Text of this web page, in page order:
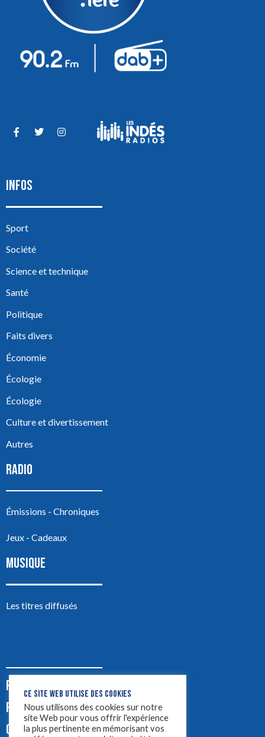
INFOS
Sport
Société
Science et technique
Santé
Politique
Faits divers
Économie
Écologie
Écologie
Culture et divertissement
Autres
RADIO
Émissions - Chroniques
Jeux - Cadeaux
MUSIQUE
Les titres diffusés
PODCASTS
PUB
CONTACT
CE SITE WEB UTILISE DES COOKIES
Nous utilisons des cookies sur notre
site Web pour vous offrir l'expérience
la plus pertinente en mémorisant vos